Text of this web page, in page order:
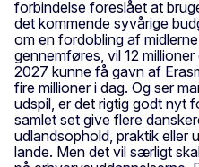
forbindelse foreslået at
det kommende syvårige
om en fordobling af
gennemføres, vil 12
2027 kunne få gavn af
fire millioner i dag. Og ser
udspil, er det rigtig godt nyt
samlet set give flere
udlandsophold, praktik eller
lande. Men det vil særligt